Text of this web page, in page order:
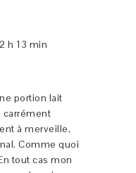
h 13 min
portion lait
carrément
à merveille,
Comme quoi
tout cas mon